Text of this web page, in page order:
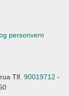
personvern
Tlf. 90019712 -